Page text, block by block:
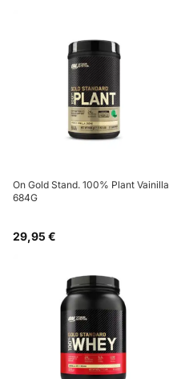
On Gold Stand. 100% Plant Vainilla
684G
29,95 €